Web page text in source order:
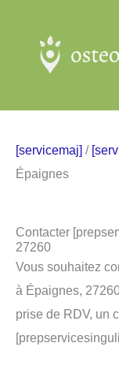
contenu
[servicemaj] /
Épaignes
Contacter
27260
Vous souhaitez
à Épaignes,
prise de RDV, un